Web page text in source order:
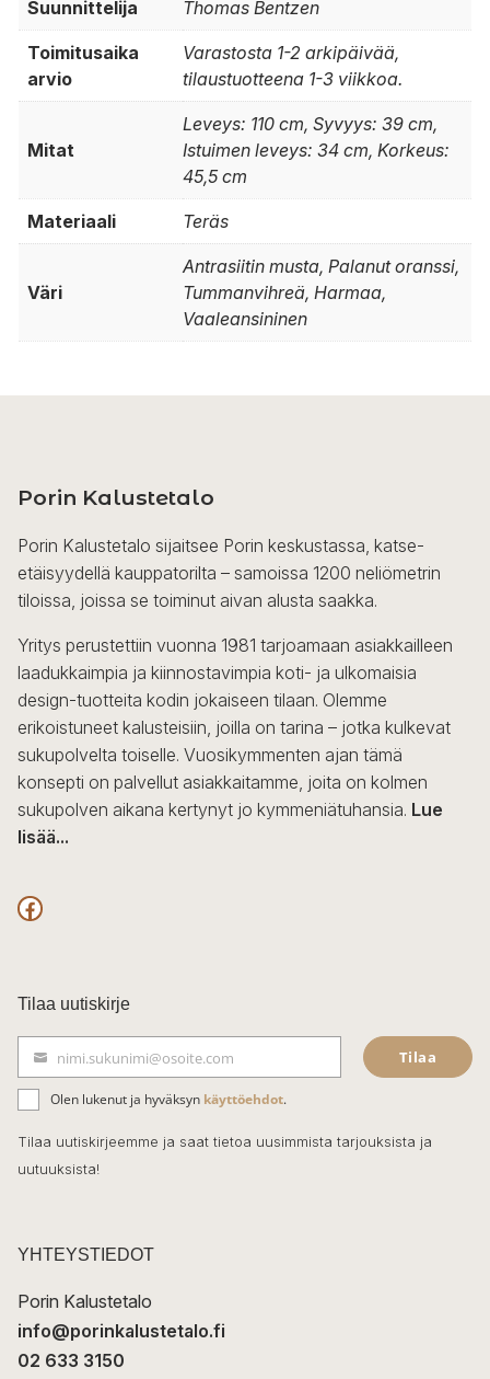
Suunnittelija Thomas Bentzen
Toimitusaika
arvio
Varastosta 1-2 arkipäivää,
tilaustuotteena 1-3 viikkoa.
Mitat
Leveys: 110 cm, Syvyys: 39 cm,
Istuimen leveys: 34 cm, Korkeus:
45,5 cm
Materiaali Teräs
Väri
Antrasiitin musta, Palanut oranssi,
Tummanvihreä, Harmaa,
Vaaleansininen
Porin Kalustetalo
Porin Kalustetalo sijaitsee Porin keskustassa, katse-
etäisyydellä kauppatorilta – samoissa 1200 neliömetrin
tiloissa, joissa se toiminut aivan alusta saakka.
Yritys perustettiin vuonna 1981 tarjoamaan asiakkailleen
laadukkaimpia ja kiinnostavimpia koti- ja ulkomaisia
design-tuotteita kodin jokaiseen tilaan. Olemme
erikoistuneet kalusteisiin, joilla on tarina – jotka kulkevat
sukupolvelta toiselle. Vuosikymmenten ajan tämä
konsepti on palvellut asiakkaitamme, joita on kolmen
sukupolven aikana kertynyt jo kymmeniätuhansia. Lue
lisää...
F
c
e
b
o
o
k
Tilaa uutiskirje
ä
h
k
t
nimi.sukunimi@osoite.com Tilaa
Olen lukenut ja hyväksyn käyttöehdot.
Tilaa uutiskirjeemme ja saat tietoa uusimmista tarjouksista ja
uutuuksista!
YHTEYSTIEDOT
Porin Kalustetalo
info@porinkalustetalo.fi
02 633 3150